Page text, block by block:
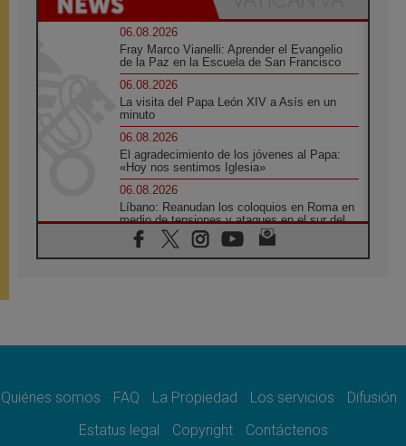
06.08.2026
Fray Marco Vianelli: Aprender el Evangelio
de la Paz en la Escuela de San Francisco
06.08.2026
La visita del Papa León XIV a Asís en un
minuto
06.08.2026
El agradecimiento de los jóvenes al Papa:
«Hoy nos sentimos Iglesia»
06.08.2026
Líbano: Reanudan los coloquios en Roma en
medio de tensiones y ataques en el sur del
país
06.08.2026
noticia para todo el Uruguay
León XIV: La revolución del Evangelio
Quiénes somos FAQ La Propiedad Los servicios
Difusión
Estatus legal
Copyright Contáctenos